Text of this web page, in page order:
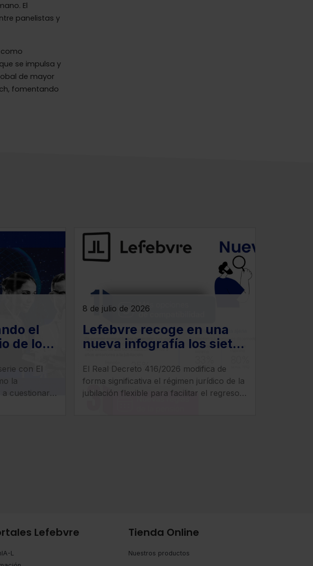
El
panelistas y
se impulsa y
de mayor
fomentando
el
de los
con El
la
a cuestionar
8 de julio de 2026
Lefebvre recoge en una
nueva infografía los siete
que introduce el Real
Decreto 416/2026
El Real Decreto 416/2026 modifica de
forma significativa el régimen jurídico de la
jubilación flexible para facilitar el regreso
Lefebvre
L
Tienda Online
Nuestros productos